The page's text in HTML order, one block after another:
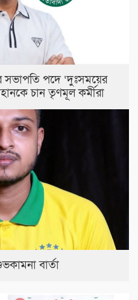
সভাপতি পদে ‘দুঃসময়ের
চান তৃণমূল কর্মীরা
বার্তা